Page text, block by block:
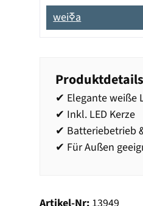
weiߧa
Produktdetails
✔ Elegante weiße
✔ Inkl. LED Kerze
✔ Batteriebetrieb
✔ Für Außen